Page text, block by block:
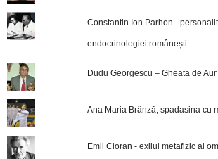
Constantin Ion Parhon -
endocrinologiei românești
Dudu Georgescu – Gheata de
Ana Maria Brânză, spadasina cu
Emil Cioran - exilul metafizic al